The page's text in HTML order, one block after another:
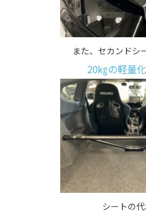
また、セカンドシ
20㎏の軽量
シートの